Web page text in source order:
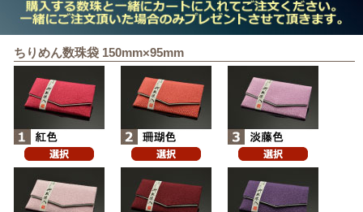
ちりめん数珠袋 150mm×95mm